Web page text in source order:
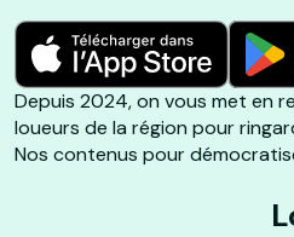
Depuis 2024, on vous met en
loueurs de la région pour
Nos contenus pour